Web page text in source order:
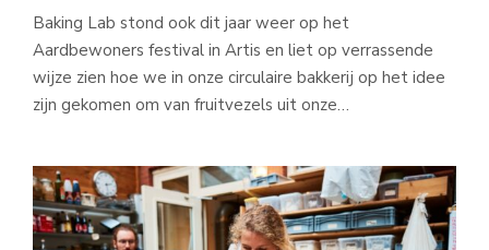
Baking Lab stond ook dit jaar weer op het
Aardbewoners festival in Artis en liet op verrassende
wijze zien hoe we in onze circulaire bakkerij op het idee
zijn gekomen om van fruitvezels uit onze…